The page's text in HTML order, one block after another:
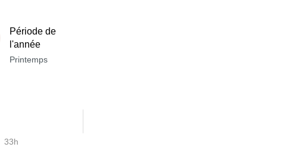
Période de
l'année
Printemps
33h